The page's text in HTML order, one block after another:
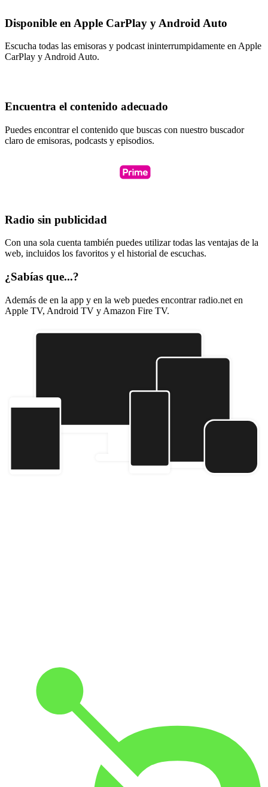
Disponible en Apple CarPlay y Android Auto
Escucha todas las emisoras y podcast ininterrumpidamente en Apple
CarPlay y Android Auto.
Encuentra el contenido adecuado
Puedes encontrar el contenido que buscas con nuestro buscador
claro de emisoras, podcasts y episodios.
Radio sin publicidad
Con una sola cuenta también puedes utilizar todas las ventajas de la
web, incluidos los favoritos y el historial de escuchas.
¿Sabías que...?
Además de en la app y en la web puedes encontrar radio.net en
Apple TV, Android TV y Amazon Fire TV.